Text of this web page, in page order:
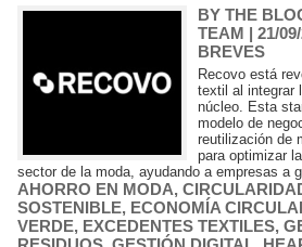
BY THE
TEAM | 21/
BREVES
Recovo está
textil al integrar
núcleo. Esta
modelo de
reutilización de
para optimizar
sector de la moda, ayudando a empresas a
AHORRO EN MODA,
SOSTENIBLE, ECONOMÍA
VERDE, EXCEDENTES TEXTILES,